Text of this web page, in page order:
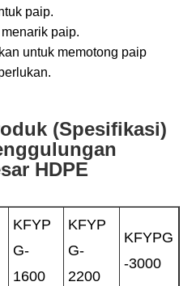
paip.
paip.
untuk memotong paip
(Spesifikasi)
HDPE
KFYP
G-
1600
KFYP
G-
2200
KFYPG
-3000